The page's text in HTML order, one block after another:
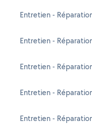
Entretien -
Entretien -
Entretien -
Entretien -
Entretien -